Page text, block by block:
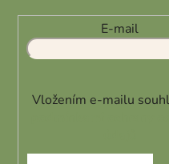
E-mail
Vložením e-mailu